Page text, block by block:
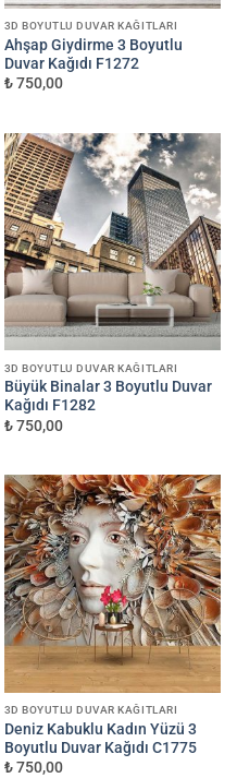
3D BOYUTLU DUVAR KAĞITLARI
Ahşap Giydirme 3 Boyutlu
Duvar Kağıdı F1272
₺ 750,00
3D BOYUTLU DUVAR KAĞITLARI
Büyük Binalar 3 Boyutlu Duvar
Kağıdı F1282
₺ 750,00
3D BOYUTLU DUVAR KAĞITLARI
Deniz Kabuklu Kadın Yüzü 3
Boyutlu Duvar Kağıdı C1775
₺ 750,00